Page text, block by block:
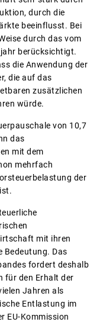
durch die
beeinflusst. Bei
durch das vom
berücksichtigt.
die Anwendung der
die auf das
zusätzlichen
würde.
von 10,7
das
mit dem
mehrfach
der
mit ihren
Bedeutung. Das
fordert deshalb
für den Erhalt der
Jahren als
Entlastung im
EU-Kommission